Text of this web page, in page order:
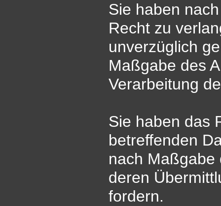
Sie haben
Recht zu
unverzüglich
Maßgabe des
Verarbeitung
Sie haben das
betreffenden
nach Maßgabe
deren
fordern.